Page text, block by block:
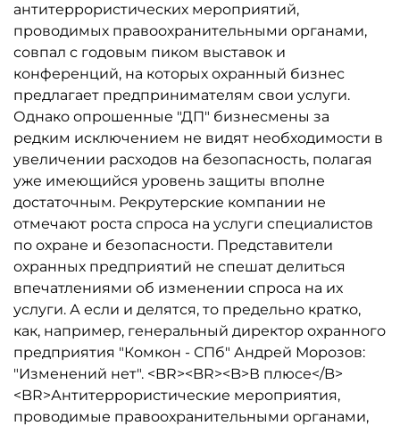
антитеррористических мероприятий,
проводимых правоохранительными органами,
совпал с годовым пиком выставок и
конференций, на которых охранный бизнес
предлагает предпринимателям свои услуги.
Однако опрошенные "ДП" бизнесмены за
редким исключением не видят необходимости в
увеличении расходов на безопасность, полагая
уже имеющийся уровень защиты вполне
достаточным. Рекрутерские компании не
отмечают роста спроса на услуги специалистов
по охране и безопасности. Представители
охранных предприятий не спешат делиться
впечатлениями об изменении спроса на их
услуги. А если и делятся, то предельно кратко,
как, например, генеральный директор охранного
предприятия "Комкон - СПб" Андрей Морозов:
"Изменений нет". <BR><BR><B>В плюсе</B>
<BR>Антитеррористические мероприятия,
проводимые правоохранительными органами,